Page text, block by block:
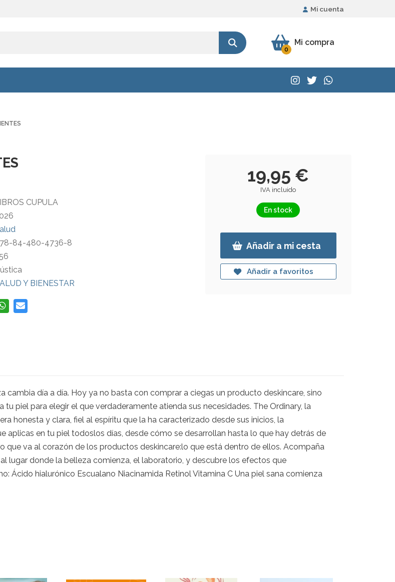
Mi cuenta
Mi compra
0
CUPULA
84-480-4736-8
Y BIENESTAR
19,95 €
IVA incluido
En stock
Añadir a mi cesta
Añadir a favoritos
cambia día a día. Hoy ya no basta con comprar a ciegas un producto deskincare, sino
piel para elegir el que verdaderamente atienda sus necesidades. The Ordinary, la
honesta y clara, fiel al espíritu que la ha caracterizado desde sus inicios, la
aplicas en tu piel todoslos días, desde cómo se desarrollan hasta lo que hay detrás de
que va al corazón de los productos deskincare:lo que está dentro de ellos. Acompaña
lugar donde la belleza comienza, el laboratorio, y descubre los efectos que
Ácido hialurónico Escualano Niacinamida Retinol Vitamina C Una piel sana comienza